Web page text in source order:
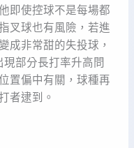
即使控球不是每場都
叉球也有風險，若進
成非常甜的失投球，
部分長打率升高問
置偏中有關，球種再
者逮到。